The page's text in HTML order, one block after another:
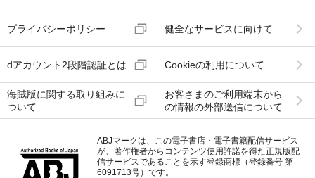
プライバシーポリシー 健全なサービスに向けて
dアカウント2段階認証とは Cookieの利用について
海賊版に関する取り組みに
ついて
お客さまのご利用端末から
の情報の外部送信について
ABJマークは、この電子書店・電子書籍配信サービス
が、著作権者からコンテンツ使用許諾を得た正規版配
信サービスであることを示す登録商標（登録番号 第
6091713号）です。